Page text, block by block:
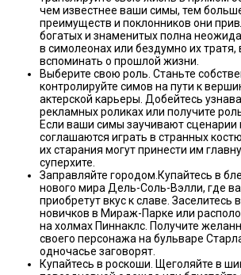
чем известнее ваши симы, тем
преимуществ и поклонников они
богатых и знаменитых полна
в симолеонах или бездумно их тратя,
вспоминать о прошлой жизни.
Выберите свою роль. Станьте
контролируйте симов на пути к
актерской карьеры. Добейтесь
рекламных роликах или получите
Если ваши симы заучивают сценарии
соглашаются играть в странных
их старания могут принести им
суперхите.
Заправляйте городом.Купайтесь в
нового мира Дель-Соль-Вэлли, где
приобретут вкус к славе. Заселитесь
новичков в Мираж-Парке или
на холмах Пиннаклс. Получите
своего персонажа на бульваре
одночасье заговорят.
Купайтесь в роскоши. Щеголяйте в